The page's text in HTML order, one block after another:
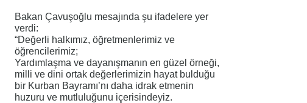
Bakan Çavuşoğlu mesajında şu ifadelere yer
verdi:
“Değerli halkımız, öğretmenlerimiz ve
öğrencilerimiz;
Yardımlaşma ve dayanışmanın en güzel örneği,
milli ve dini ortak değerlerimizin hayat bulduğu
bir Kurban Bayramı’nı daha idrak etmenin
huzuru ve mutluluğunu içerisindeyiz.